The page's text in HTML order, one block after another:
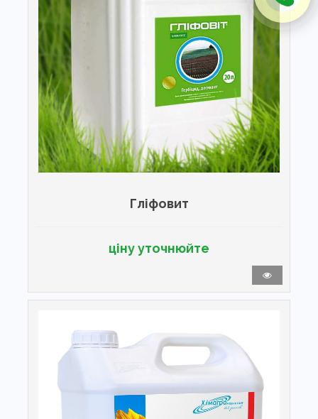
Гліфовит
ціну уточнюйте